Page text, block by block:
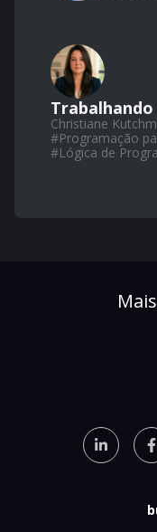
Christiane
#Programação
#Lógica de